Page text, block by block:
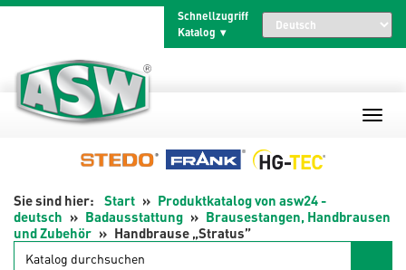
Schnellzugriff
Katalog
Start
Produktkatalog von asw24 -
deutsch
Badausstattung
Brausestangen, Handbrausen
und Zubehör
Handbrause „Stratus”
Katalog
durchsuchen